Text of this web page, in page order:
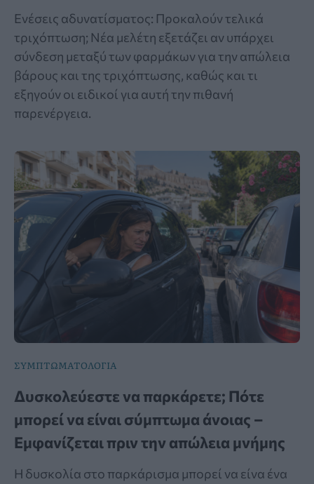
Ενέσεις αδυνατίσματος: Προκαλούν τελικά
τριχόπτωση; Νέα μελέτη εξετάζει αν υπάρχει
σύνδεση μεταξύ των φαρμάκων για την απώλεια
βάρους και της τριχόπτωσης, καθώς και τι
εξηγούν οι ειδικοί για αυτή την πιθανή
παρενέργεια.
ΣΥΜΠΤΩΜΑΤΟΛΟΓΙΑ
Δυσκολεύεστε να παρκάρετε; Πότε
μπορεί να είναι σύμπτωμα άνοιας –
Εμφανίζεται πριν την απώλεια μνήμης
Η δυσκολία στο παρκάρισμα μπορεί να είνα ένα